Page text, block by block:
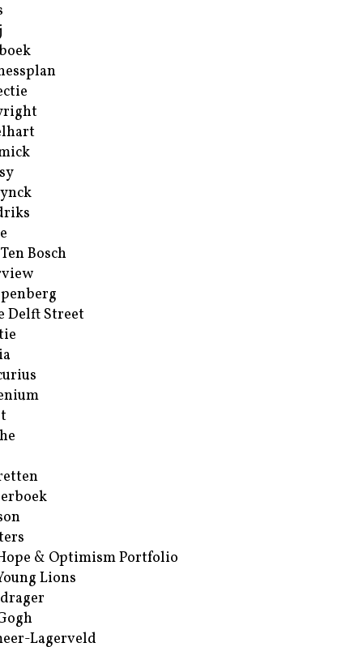
Bosch
Delft Street
& Optimism Portfolio
Lions
Lagerveld